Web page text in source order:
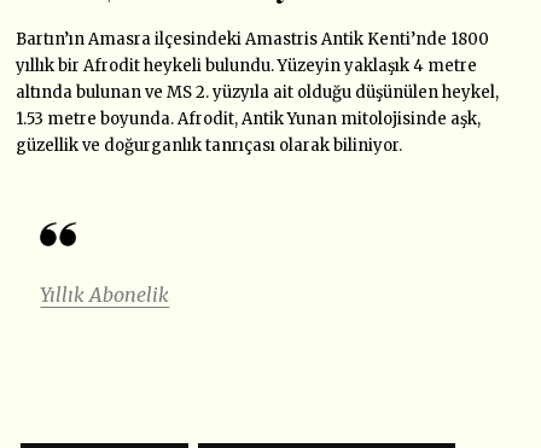
Bartın’ın Amasra ilçesindeki Amastris Antik Kenti’nde 1800
yıllık bir Afrodit heykeli bulundu. Yüzeyin yaklaşık 4 metre
altında bulunan ve MS 2. yüzyıla ait olduğu düşünülen heykel,
1.53 metre boyunda. Afrodit, Antik Yunan mitolojisinde aşk,
güzellik ve doğurganlık tanrıçası olarak biliniyor.
Yıllık Abonelik